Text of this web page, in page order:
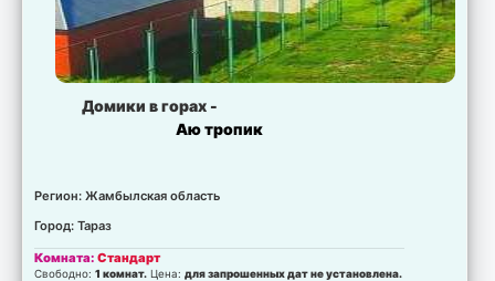
Домики в горах -
Аю тропик
Регион: Жамбылская область
Город: Тараз
Комната:Стандарт
Свободно:1 комнат. Цена:для запрошенных дат не установлена.